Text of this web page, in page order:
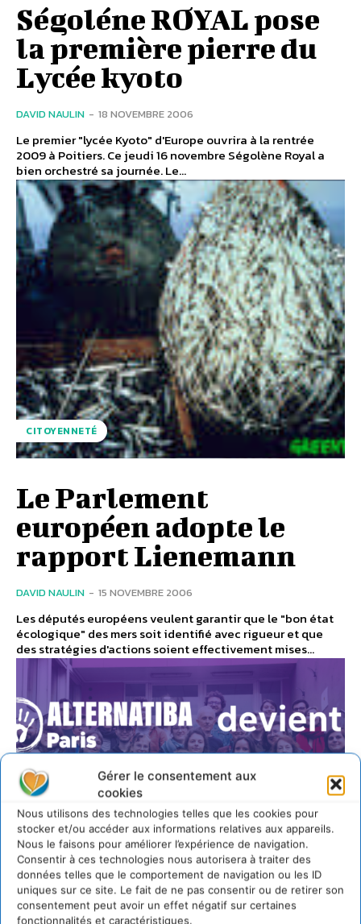
Gérer le consentement aux
cookies
Nous utilisons des technologies telles que les cookies pour
stocker et/ou accéder aux informations relatives aux appareils.
Nous le faisons pour améliorer l’expérience de navigation.
Consentir à ces technologies nous autorisera à traiter des
données telles que le comportement de navigation ou les ID
uniques sur ce site. Le fait de ne pas consentir ou de retirer son
consentement peut avoir un effet négatif sur certaines
fonctionnalités et caractéristiques.
Ségoléne ROYAL pose
la première pierre du
Lycée kyoto
DAVID NAULIN - 18 NOVEMBRE 2006
Le premier "lycée Kyoto" d'Europe ouvrira à la rentrée
2009 à Poitiers. Ce jeudi 16 novembre Ségolène Royal a
bien orchestré sa journée. Le...
CITOYENNETÉ
Le Parlement
européen adopte le
rapport Lienemann
DAVID NAULIN - 15 NOVEMBRE 2006
Les députés européens veulent garantir que le "bon état
écologique" des mers soit identifié avec rigueur et que
des stratégies d'actions soient effectivement mises...
CITOYENNETÉ